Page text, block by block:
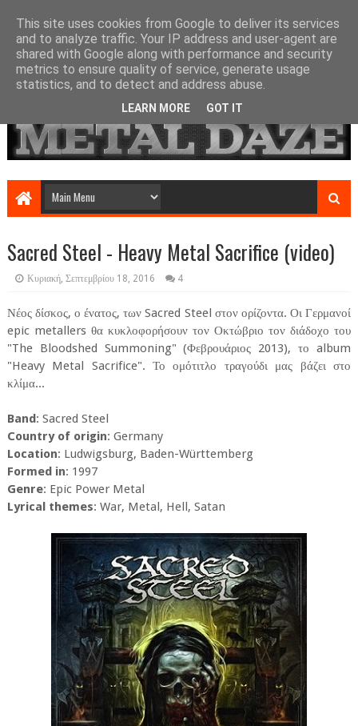
Sacred Steel - Heavy Metal Sacrifice (video)
Κυριακή, Σεπτεμβρίου 18, 2016 4
Νέος δίσκος, ο ένατος, των Sacred Steel στον ορίζοντα. Οι Γερμανοί
epic metallers θα κυκλοφορήσουν τον Οκτώβριο τον διάδοχο του
"The Bloodshed Summoning" (Φεβρουάριος 2013), το album
"Heavy Metal Sacrifice". Το ομότιτλο τραγούδι μας βάζει στο
κλίμα...
Band: Sacred Steel
Country of origin: Germany
Location: Ludwigsburg, Baden-Württemberg
Formed in: 1997
Genre: Epic Power Metal
Lyrical themes: War, Metal, Hell, Satan
This site uses cookies from Google to deliver its services
and to analyze traffic. Your IP address and user-agent are
shared with Google along with performance and security
metrics to ensure quality of service, generate usage
statistics, and to detect and address abuse.
LEARN MORE GOT IT